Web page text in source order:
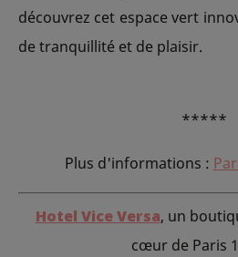
découvrez cet espace vert
de tranquillité et de plaisir.
*****
Plus d'informations :
Hotel Vice Versa, un
cœur de Paris